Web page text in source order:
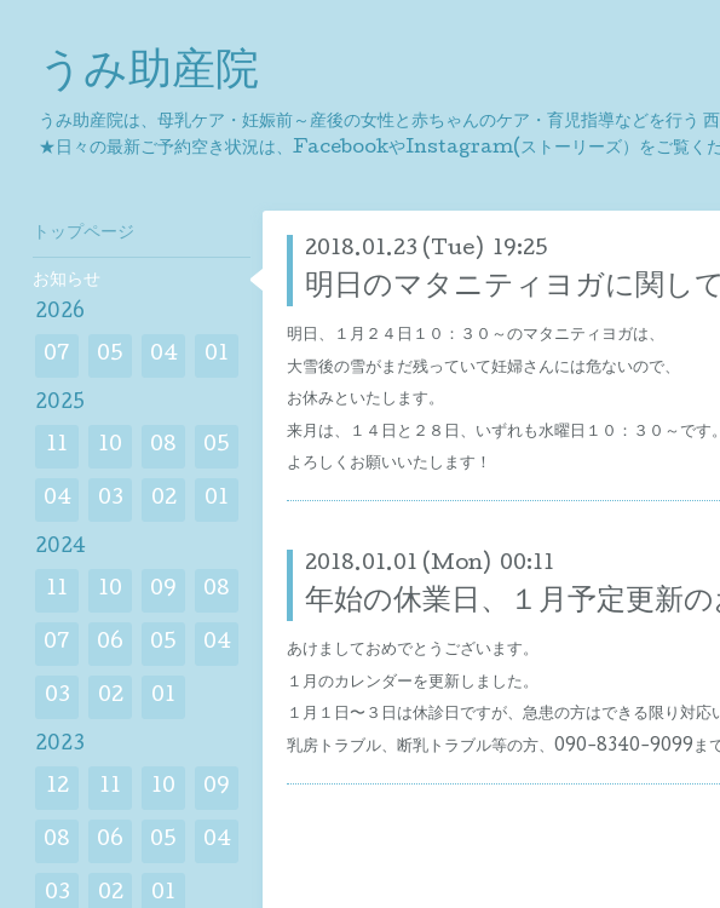
うみ助産院
うみ助産院は、母乳ケア・妊娠前～産後の女性と赤ちゃんのケア・育児指導などを行う
★日々の最新ご予約空き状況は、FacebookやInstagram(ストーリーズ）をご覧くだ
2018.01.23 (Tue) 19:25
明日のマタニティヨガに関して
明日、１月２４日１０：３０～のマタニティヨガは、
大雪後の雪がまだ残っていて妊婦さんには危ないので、
お休みといたします。
来月は、１４日と２８日、いずれも水曜日１０：３０～です。
よろしくお願いいたします！
2018.01.01 (Mon) 00:11
年始の休業日、１月予定更新
あけましておめでとうございます。
１月のカレンダーを更新しました。
１月１日〜３日は休診日ですが、急患の方はできる限り対応
乳房トラブル、断乳トラブル等の方、090-8340-9099まで
トップページ
お知らせ
2026
07 05 04 01
2025
11 10 08 05
04 03 02 01
2024
11 10 09 08
07 06 05 04
03 02 01
2023
12 11 10 09
08 06 05 04
03 02 01